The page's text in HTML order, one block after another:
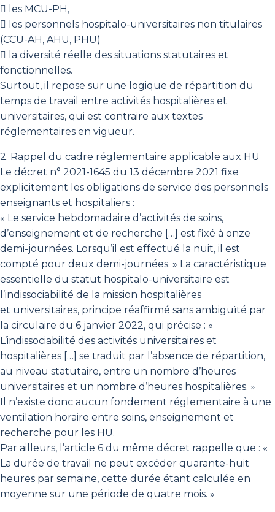
 les MCU-PH,
 les personnels hospitalo-universitaires non titulaires
(CCU-AH, AHU, PHU)
 la diversité réelle des situations statutaires et
fonctionnelles.
Surtout, il repose sur une logique de répartition du
temps de travail entre activités hospitalières et
universitaires, qui est contraire aux textes
réglementaires en vigueur.
2. Rappel du cadre réglementaire applicable aux HU
Le décret n° 2021-1645 du 13 décembre 2021 fixe
explicitement les obligations de service des personnels
enseignants et hospitaliers :
« Le service hebdomadaire d’activités de soins,
d’enseignement et de recherche […] est fixé à onze
demi-journées. Lorsqu’il est effectué la nuit, il est
compté pour deux demi-journées. » La caractéristique
essentielle du statut hospitalo-universitaire est
l’indissociabilité de la mission hospitalières
et universitaires, principe réaffirmé sans ambiguïté par
la circulaire du 6 janvier 2022, qui précise : «
L’indissociabilité des activités universitaires et
hospitalières […] se traduit par l’absence de répartition,
au niveau statutaire, entre un nombre d’heures
universitaires et un nombre d’heures hospitalières. »
Il n’existe donc aucun fondement réglementaire à une
ventilation horaire entre soins, enseignement et
recherche pour les HU.
Par ailleurs, l’article 6 du même décret rappelle que : «
La durée de travail ne peut excéder quarante-huit
heures par semaine, cette durée étant calculée en
moyenne sur une période de quatre mois. »